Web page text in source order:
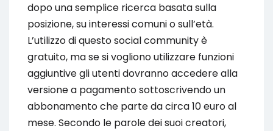
dopo una semplice ricerca basata sulla
posizione, su interessi comuni o sull’età.
L’utilizzo di questo social community è
gratuito, ma se si vogliono utilizzare funzioni
aggiuntive gli utenti dovranno accedere alla
versione a pagamento sottoscrivendo un
abbonamento che parte da circa 10 euro al
mese. Secondo le parole dei suoi creatori,